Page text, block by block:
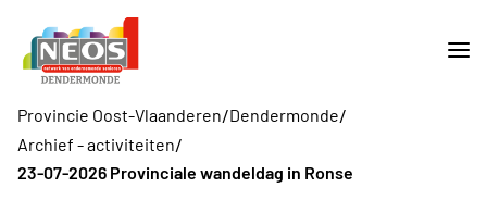
Provincie Oost-Vlaanderen/Dendermonde/
Archief - activiteiten/
23-07-2026 Provinciale wandeldag in Ronse